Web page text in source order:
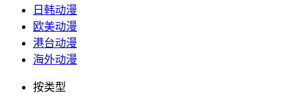
日韩动漫
欧美动漫
港台动漫
海外动漫
按类型